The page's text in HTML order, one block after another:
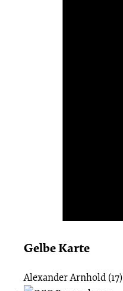
Gelbe Karte
Alexander Arnhold (17)